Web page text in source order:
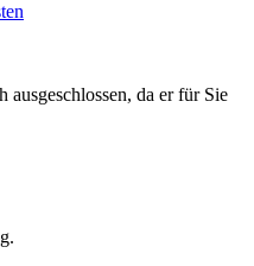
da er für Sie